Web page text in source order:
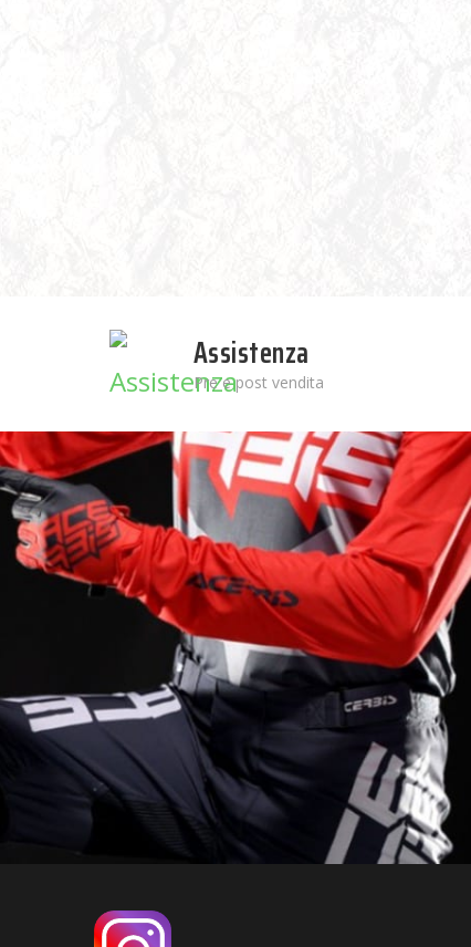
Assistenza
Pre e post vendita